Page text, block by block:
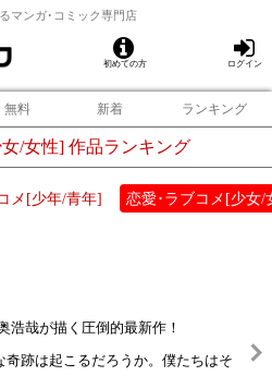
マンガ･コミック専門店
初めての方 ログイン
無料 新着 ランキング
/女性] 作品ランキング
メ[少年/青年] 恋愛･ラブコメ[少女/
浩哉が描く圧倒的最新作！
奇跡は起こるだろうか。僕たちはそ